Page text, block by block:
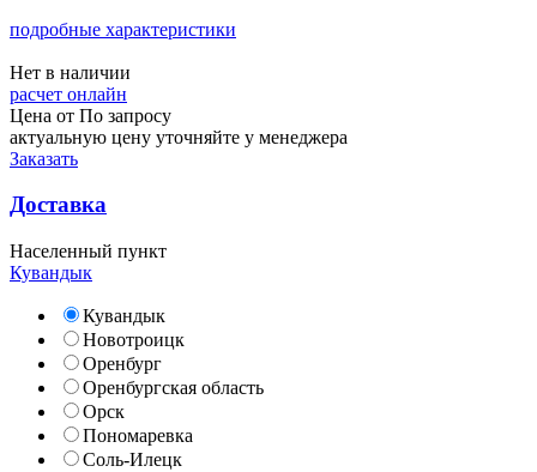
подробные характеристики
Нет в наличии
расчет онлайн
Цена от По запросу
актуальную цену уточняйте у менеджера
Заказать
Доставка
Населенный пункт
Кувандык
Кувандык
Новотроицк
Оренбург
Оренбургская область
Орск
Пономаревка
Соль-Илецк